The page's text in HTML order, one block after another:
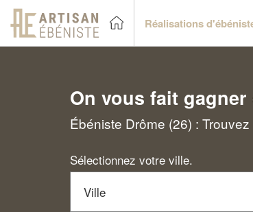
Réalisations
On vous fait
Ébéniste Drôme (26) :
Sélectionnez votre ville.